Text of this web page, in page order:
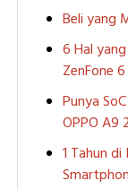
Beli yang
6 Hal
ZenFone 6
Punya
OPPO A9
1 Tahun